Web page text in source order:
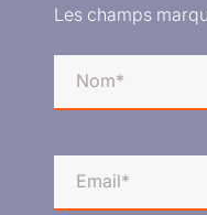
Les champs